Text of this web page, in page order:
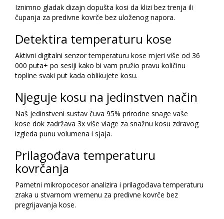
Iznimno gladak dizajn dopušta kosi da klizi bez trenja ili
čupanja za predivne kovrče bez uloženog napora.
Detektira temperaturu kose
Aktivni digitalni senzor temperaturu kose mjeri više od 36
000 puta+ po sesiji kako bi vam pružio pravu količinu
topline svaki put kada oblikujete kosu.
Njeguje kosu na jedinstven način
Naš jedinstveni sustav čuva 95% prirodne snage vaše
kose dok zadržava 3x više vlage za snažnu kosu zdravog
izgleda punu volumena i sjaja.
Prilagođava temperaturu
kovrčanja
Pametni mikropocesor analizira i prilagođava temperaturu
zraka u stvarnom vremenu za predivne kovrče bez
pregrijavanja kose.